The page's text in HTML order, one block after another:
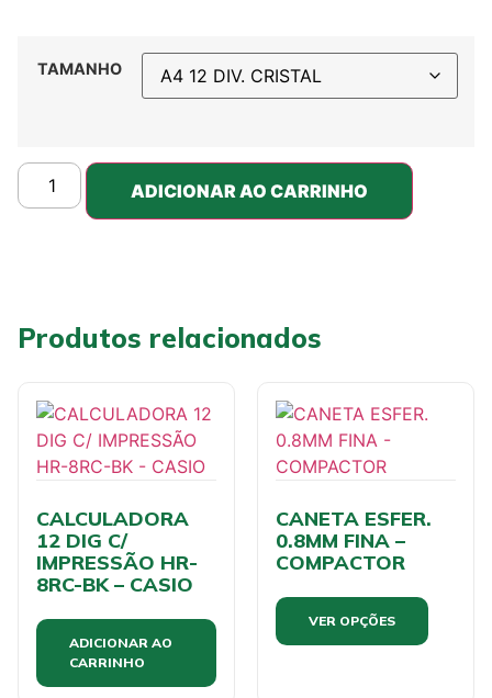
TAMANHO
ADICIONAR AO CARRINHO
Produtos relacionados
CALCULADORA
12 DIG C/
IMPRESSÃO HR-
8RC-BK – CASIO
ADICIONAR AO
CARRINHO
CANETA ESFER.
0.8MM FINA –
COMPACTOR
VER OPÇÕES